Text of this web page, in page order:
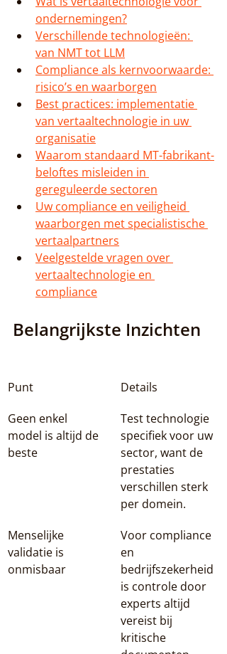
ondernemingen?
Verschillende technologieën:
van NMT tot LLM
Compliance als kernvoorwaarde:
risico’s en waarborgen
Best practices: implementatie
van vertaaltechnologie in uw
organisatie
Waarom standaard MT-fabrikant-
beloftes misleiden in
gereguleerde sectoren
Uw compliance en veiligheid
waarborgen met specialistische
vertaalpartners
Veelgestelde vragen over
vertaaltechnologie en
compliance
Belangrijkste Inzichten
Punt
Details
Geen enkel
model is altijd de
beste
Test technologie
specifiek voor uw
sector, want de
prestaties
verschillen sterk
per domein.
Menselijke
validatie is
onmisbaar
Voor compliance
en
bedrijfszekerheid
is controle door
experts altijd
vereist bij
kritische